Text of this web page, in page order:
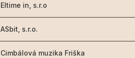
Eltime in, s.r.o
ASbit, s.r.o.
Cimbálová muzika Friška